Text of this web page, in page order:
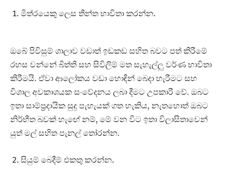
මිත්රයෙකු ලෙස තීන්ත භාවිතා කරන්න.
ඔබේ පිවිසුම් ශාලාව වඩාත් ඉඩකඩ සහිත බවට පත් කිරීමේ
රහස වන්නේ බිත්ති සහ සිවිලිම් මත සැහැල්ලු වර්ණ භාවිතා
කිරීමයි. ඒවා ආලෝකය වඩා හොඳින් බෙදා හැරීමට සහ
විශාල අවකාශයක සංවේදනය ලබා දීමට උපකාරී වේ. ඔබට
ඉතා සාම්ප්‍රදායික සුදු පැහැයක් ගත හැකිය, නැතහොත් ඔබට
නිර්භීත බවක් හැඟේ නම්, මේ වන විට ඉතා විලාසිතාවෙන්
යුත් මල් සහිත පැනල් තෝරන්න.
සියුම් බෙදීම් එකතු කරන්න.